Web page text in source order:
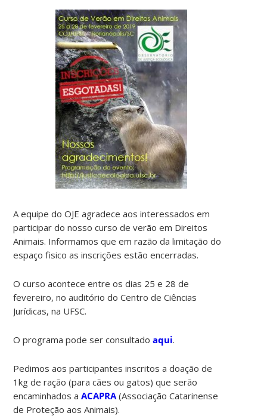
A equipe do OJE agradece aos interessados em
participar do nosso curso de verão em Direitos
Animais. Informamos que em razão da limitação do
espaço fisico as inscrições estão encerradas.
O curso acontece entre os dias 25 e 28 de
fevereiro, no auditório do Centro de Ciências
Jurídicas, na UFSC.
O programa pode ser consultadoaqui.
Pedimos aos participantes inscritos a doação de
1kg de ração (para cães ou gatos) que serão
encaminhados aACAPRA (Associação Catarinense
de Proteção aos Animais).